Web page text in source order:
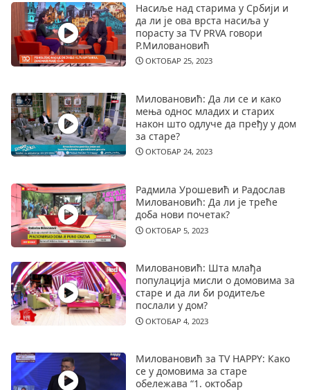
Насиље над старима у Србији и
да ли је ова врста насиља у
порасту за TV PRVA говори
Р.Миловановић
ОКТОБАР 25, 2023
Миловановић: Да ли се и како
мења однос младих и старих
након што одлуче да пређу у дом
за старе?
ОКТОБАР 24, 2023
Радмила Урошевић и Радослав
Миловановић: Да ли је треће
доба нови почетак?
ОКТОБАР 5, 2023
Миловановић: Шта млађа
популација мисли о домовима за
старе и да ли би родитеље
послали у дом?
ОКТОБАР 4, 2023
Миловановић за TV HAPPY: Како
се у домовима за старе
обележава “1. октобар